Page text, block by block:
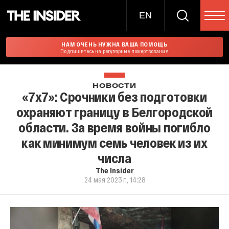
EN
НАМ ОЧЕНЬ НУЖНА ВАША ПОМОЩЬ
Подпишитесь на регулярные пожертвования
НОВОСТИ
«7x7»: Срочники без подготовки
охраняют границу в Белгородской
области. За время войны погибло
как минимум семь человек из их
числа
The Insider
24 мая 2023 г., 14:28